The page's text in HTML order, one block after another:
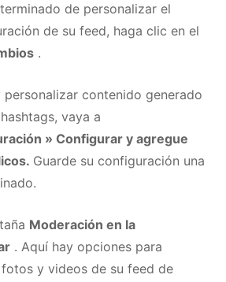
de personalizar el
de su feed, haga clic en el
.
personalizar contenido generado
vaya a
» Configurar y agregue
Guarde su configuración una
Moderación en la
. Aquí hay opciones para
y videos de su feed de